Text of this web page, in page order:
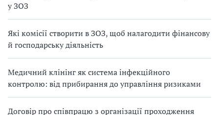
у ЗОЗ
Які комісії створити в ЗОЗ, щоб налагодити фінансову
й господарську діяльність
Медичний клінінг як система інфекційного
контролю: від прибирання до управління ризиками
Договір про співпрацю з організації проходження